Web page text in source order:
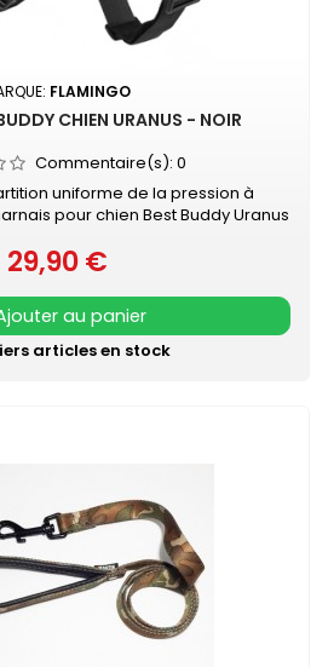
FLAMINGO
CHIEN URANUS - NOIR
Commentaire(s): 0
uniforme de la pression à
pour chien Best Buddy Uranus
pendant vos promenades. Le
à la taille de votre chien et facile à
à clic pratiques. Fait de
doux,...
Prix
29,90 €
au panier
articles en stock